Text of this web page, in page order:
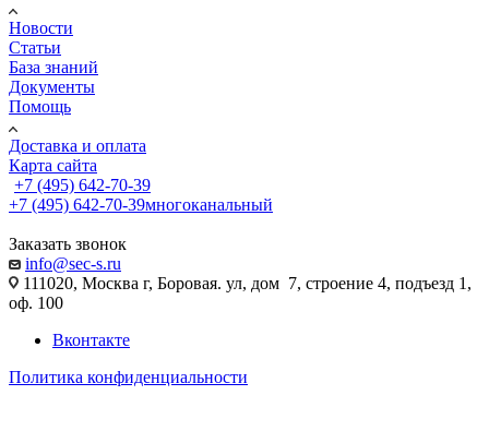
Новости
Статьи
База знаний
Документы
Помощь
Доставка и оплата
Карта сайта
+7 (495) 642-70-39
+7 (495) 642-70-39многоканальный
Заказать звонок
info@sec-s.ru
111020, Москва г, Боровая. ул, дом 7, строение 4, подъезд 1,
оф. 100
Вконтакте
Политика конфиденциальности